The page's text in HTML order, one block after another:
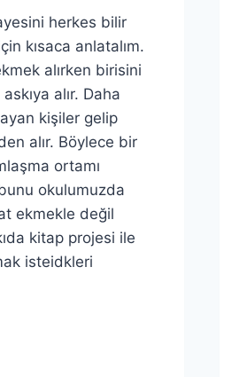
herkes bilir
kısaca anlatalım.
alırken birisini
alır. Daha
kişiler gelip
alır. Böylece bir
ortamı
okulumuzda
ekmekle değil
kitap projesi ile
isteidkleri